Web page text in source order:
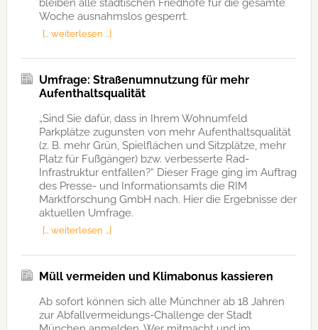
bleiben alle städtischen Friedhöfe für die gesamte
Woche ausnahmslos gesperrt.
[… weiterlesen …]
Umfrage: Straßenumnutzung für mehr
Aufenthaltsqualität
„Sind Sie dafür, dass in Ihrem Wohnumfeld
Parkplätze zugunsten von mehr Aufenthaltsqualität
(z. B. mehr Grün, Spielflächen und Sitzplätze, mehr
Platz für Fußgänger) bzw. verbesserte Rad-
Infrastruktur entfallen?“ Dieser Frage ging im Auftrag
des Presse- und Informationsamts die RIM
Marktforschung GmbH nach. Hier die Ergebnisse der
aktuellen Umfrage.
[… weiterlesen …]
Müll vermeiden und Klimabonus kassieren
Ab sofort können sich alle Münchner ab 18 Jahren
zur Abfallvermeidungs-Challenge der Stadt